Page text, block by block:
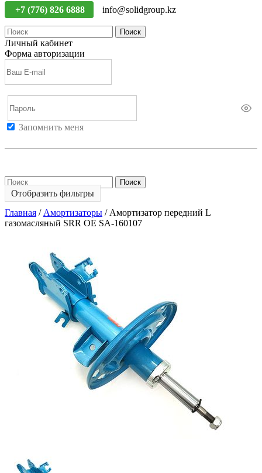
+7 (776) 826 6888 info@solidgroup.kz
Поиск
Личный кабинет
Форма авторизации
Запомнить меня
Поиск
Отобразить фильтры
Главная / Амортизаторы / Амортизатор передний L
газомасляный SRR OE SA-160107